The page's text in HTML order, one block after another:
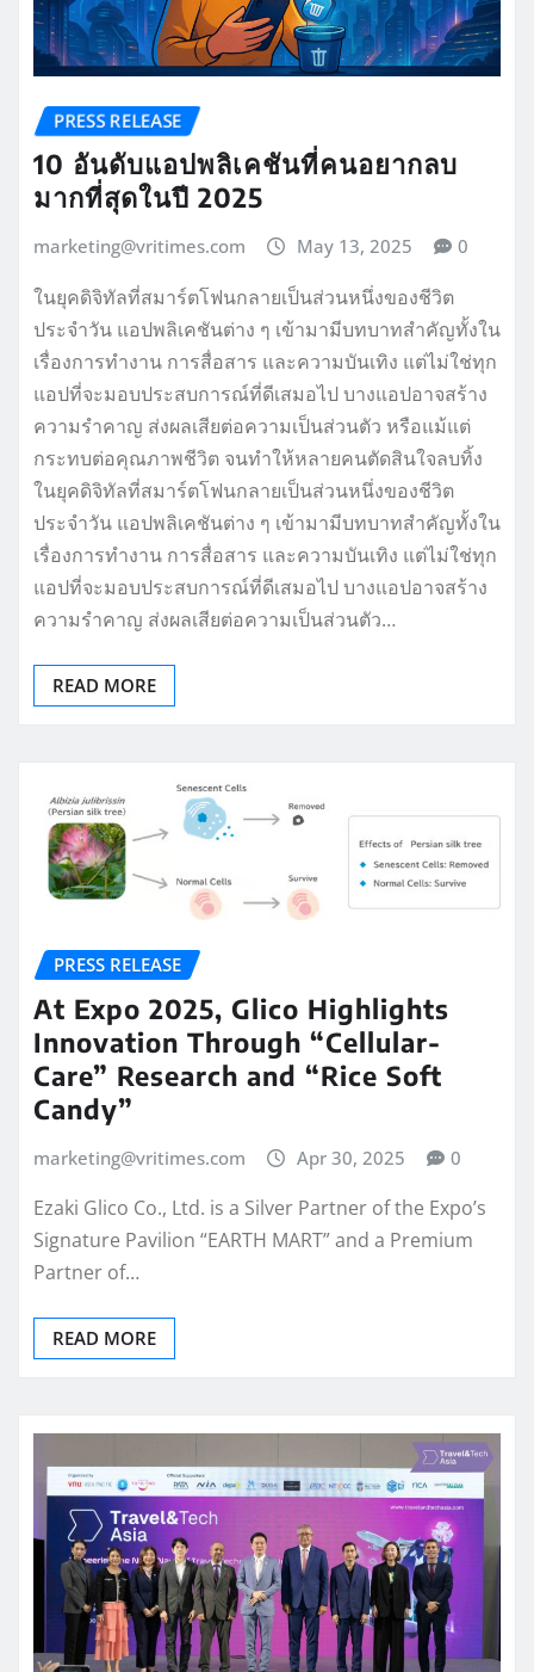
10 อันดับแอปพลิเคชันที่คนอยากลบ
มากที่สุดในปี 2025
marketing@vritimes.com
ประจำวัน แอปพลิเคชันต่าง ๆ เข้ามามีบทบาทสำคัญทั้งใน
เรื่องการทำงาน การสื่อสาร และความบันเทิง แต่ไม่ใช่ทุก
แอปที่จะมอบประสบการณ์ที่ดีเสมอไป บางแอปอาจสร้าง
ความรำคาญ ส่งผลเสียต่อความเป็นส่วนตัว หรือแม้แต่
กระทบต่อคุณภาพชีวิต จนทำให้หลายคนตัดสินใจลบทิ้ง
ในยุคดิจิทัลที่สมาร์ตโฟนกลายเป็นส่วนหนึ่งของชีวิต
ประจำวัน แอปพลิเคชันต่าง ๆ เข้ามามีบทบาทสำคัญทั้งใน
เรื่องการทำงาน การสื่อสาร และความบันเทิง แต่ไม่ใช่ทุก
แอปที่จะมอบประสบการณ์ที่ดีเสมอไป บางแอปอาจสร้าง
ความรำคาญ ส่งผลเสียต่อความเป็นส่วนตัว…
READ MORE
At Expo 2025, Glico Highlights
Innovation Through “Cellular-
Care” Research and “Rice Soft
Candy”
marketing@vritimes.com
Signature Pavilion “EARTH MART” and a Premium
Partner of…
READ MORE